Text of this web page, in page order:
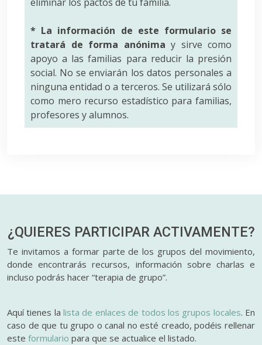
* La información de este formulario se
tratará de forma anónima y sirve como
apoyo a las familias para reducir la presión
social. No se enviarán los datos personales a
ninguna entidad o a terceros. Se utilizará sólo
como mero recurso estadístico para familias,
profesores y alumnos.
¿QUIERES PARTICIPAR ACTIVAMENTE?
Te invitamos a formar parte de los grupos del movimiento,
donde encontrarás recursos, información sobre charlas e
incluso podrás hacer “terapia de grupo”.
Aquí tienes lalista de enlaces de todos los grupos locales. En
caso de que tu grupo o canal no esté creado, podéis rellenar
este formulario para que se actualice el listado.